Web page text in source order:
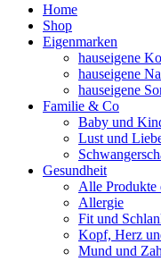
Home
Shop
Eigenmarken
hauseigene
hauseigene
hauseigene
Familie & Co
Baby und
Lust und
Gesundheit
Alle Produkte
Allergie
Fit und
Kopf, Herz
Mund und